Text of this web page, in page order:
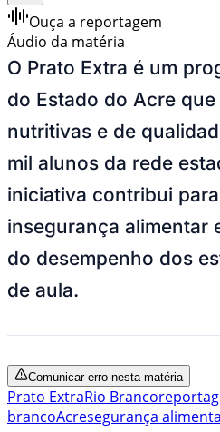
Ouça a reportagem
Áudio da matéria
O Prato Extra é um
do Estado do Acre
nutritivas e de
mil alunos da rede
iniciativa contribui
insegurança alimentar
do desempenho dos
de aula.
Comunicar erro nesta matéria
Prato ExtraRio Branco
brancoAcresegurança